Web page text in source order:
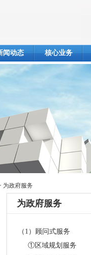
闻动态 核心业务
为政府服务
为政府服务
（1）顾问式服务
①区域规划服务